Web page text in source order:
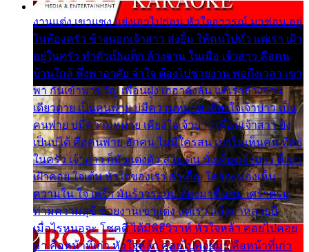
งานแต่ง เขาแซง แย่งเอาไปก่อน หัวใจอาวรณ์ มาซ่อน อยู่
ในห้องครัว ข้างนอกเจ้าสาว ส่งยิ้ม ให้คนไปทั่ว แต่เรา เฝ้า
อยู่ในครัว ทำตัวเป็นเด็ก ล้างจาน ในเมื่อ เจ้าสาว คือคน
บ้านใกล้ พึ่งพาอาศัย จำใจ ต้องไปช่วยงาน พอถึงเวลา เขา
พา กันเข้าพาขวัญ เพื่อนฝูง เฮฮาดังลั่น แต่เราล้างจาน
เดียวดาย เป็นคนพ่าย บ่มีความหมาย เคียงใจเจ้าบ่าว เป็น
คนพ่าย บ่มีความหมาย เคียงใจเจ้าบ่าว เพื่อนเจ้าสาว ยัง
เป็นบ่ได้ คือคนพ่าย ฮักคน ไม่มีใครสน เขาไม่เห็นคน ที่อยู่
ในครัว เจ้าสาว ก็มัวแต่งตัว สวยเด่น นั่งเคียงเจ้าบ่าว ที่เขา
เฝ้าคอย ใจเต้น หัวใจของเรา ลำเค็ญ ใครจะมองเห็น
ความใน ใจ เศร้า มันร้าวระบม ต้องมาขื่นขม เศร้าตรม
ท่ามความสุขี ช่วยงานเขาแต่ง แต่เรา แล้งมาหลายปี
เมื่อไรหนอจะ โชคดี ได้มีพิธีวิวาห์ หัวใจหล้า คอยไปคอย
มา คือหน้าที่เก่า หัวใจหล้า คอยไปคอยมา คือหน้าที่เก่า